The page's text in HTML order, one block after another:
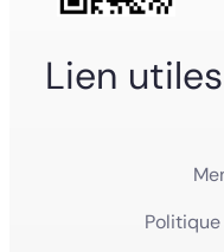
Lien utiles